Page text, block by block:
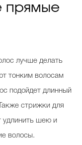
прямые
лучше делать
тонким волосам
подойдет длинный
стрижки для
удлинить шею и
волосы.